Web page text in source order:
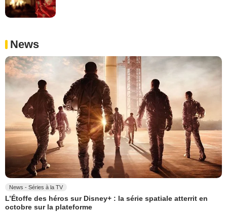
News
News - Séries à la TV
L’Étoffe des héros sur Disney+ : la série spatiale atterrit en
octobre sur la plateforme